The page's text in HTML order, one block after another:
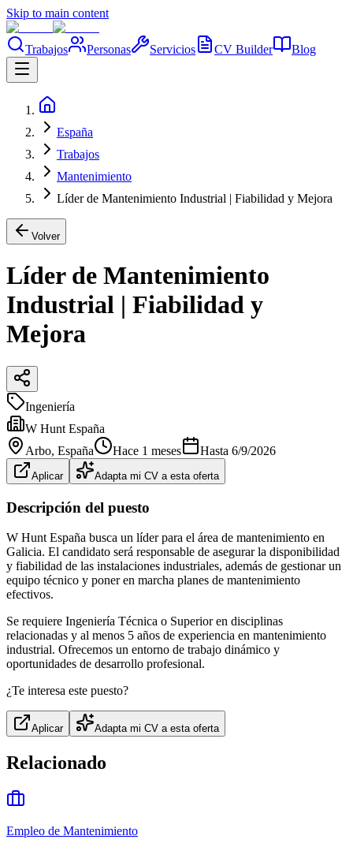
Skip to main content
Trabajos Personas Servicios CV Builder Blog
España
Trabajos
Mantenimiento
Líder de Mantenimiento Industrial | Fiabilidad y Mejora
Volver
Líder de Mantenimiento
Industrial | Fiabilidad y
Mejora
Ingeniería
W Hunt España
Arbo, España Hace 1 meses Hasta 6/9/2026
Aplicar Adapta mi CV a esta oferta
Descripción del puesto
W Hunt España busca un líder para el área de mantenimiento en
Galicia. El candidato será responsable de asegurar la disponibilidad
y fiabilidad de las instalaciones industriales, además de gestionar un
equipo técnico y poner en marcha planes de mantenimiento
efectivos.
Se requiere Ingeniería Técnica o Superior en disciplinas
relacionadas y al menos 5 años de experiencia en mantenimiento
industrial. Ofrecemos un entorno de trabajo dinámico y
oportunidades de desarrollo profesional.
¿Te interesa este puesto?
Aplicar Adapta mi CV a esta oferta
Relacionado
Empleo de Mantenimiento